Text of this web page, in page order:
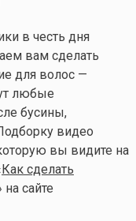
в честь дня
вам сделать
для волос —
любые
бусины,
видео
вы видите на
Как сделать
на сайте